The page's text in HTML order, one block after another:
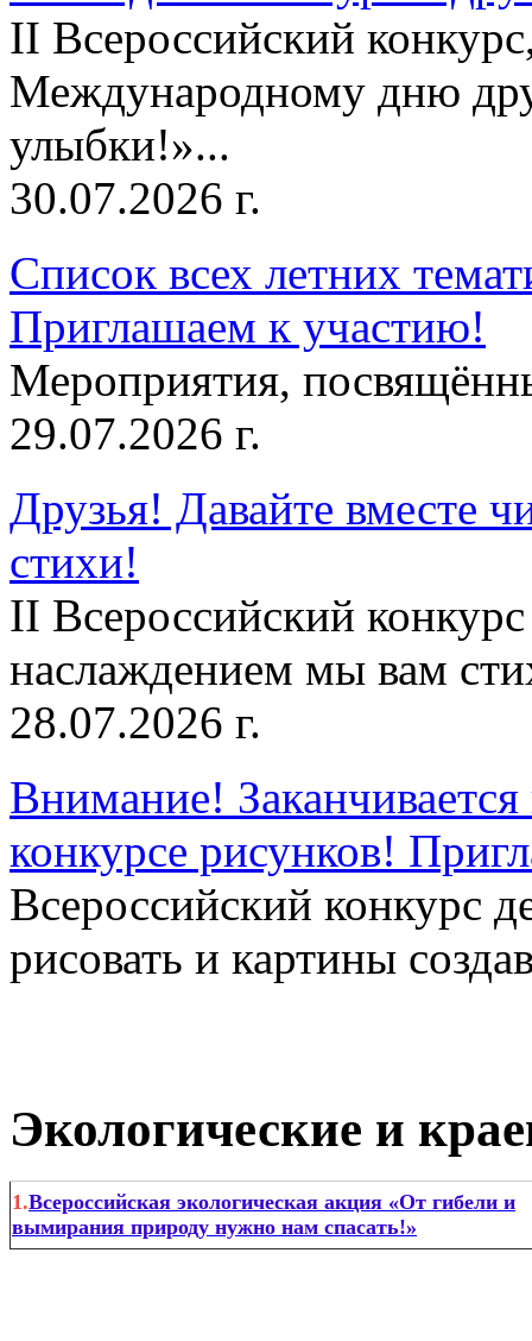
II Всероссийский
Международному дню
улыбки!»...
30.07.2026 г.
Список всех летних
Приглашаем к участию!
Мероприятия,
29.07.2026 г.
Друзья! Давайте вместе
стихи!
II Всероссийский
наслаждением мы вам
28.07.2026 г.
Внимание!
конкурсе рисунков!
Всероссийский конкурс
рисовать и картины
Экологические и
1.Всероссийская экологическая акция «От гибели и
вымирания природу нужно нам спасать!»